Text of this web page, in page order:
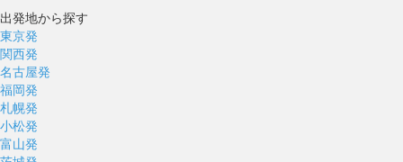
出発地から探す
東京発
関西発
名古屋発
福岡発
札幌発
小松発
富山発